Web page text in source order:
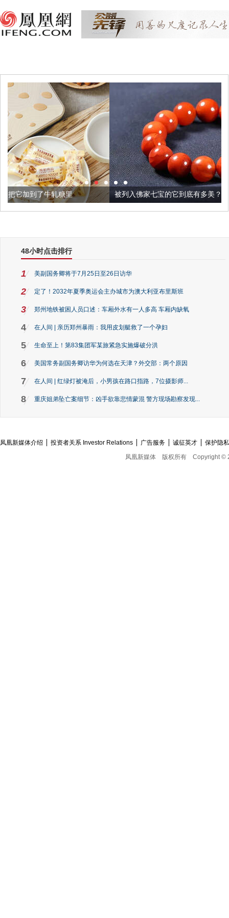
被列入佛家七宝的它到底有多美？
48小时点击排行
1 美副国务卿将于7月25日至26日访华
2 定了！2032年夏季奥运会主办城市为澳大利亚布里斯班
3 郑州地铁被困人员口述：车厢外水有一人多高 车厢内缺氧
4 在人间 | 亲历郑州暴雨：我用皮划艇救了一个孕妇
5 生命至上！第83集团军某旅紧急实施爆破分洪
6 美国常务副国务卿访华为何选在天津？外交部：两个原因
7 在人间 | 红绿灯被淹后，小男孩在路口指路，7位摄影师...
8 重庆姐弟坠亡案细节：凶手欲靠悲情蒙混 警方现场勘察发现...
凤凰新媒体介绍 投资者关系 Investor Relations 广告服务 诚征英才
保护隐
凤凰新媒体
版权所有 Copyright ©